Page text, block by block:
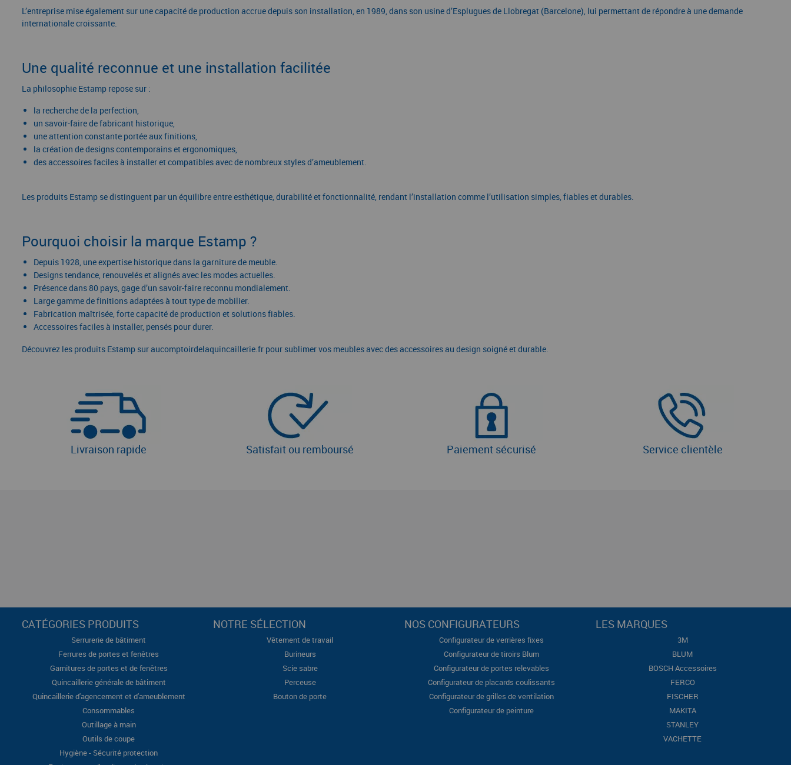
L’entreprise mise également sur une capacité de production accrue depuis son installation, en 1989, dans son usine d’Esplugues de Llobregat (Barcelone), lui permettant de répondre à une demande
internationale croissante.
Une qualité reconnue et une installation facilitée
La philosophie Estamp repose sur :
la recherche de la perfection,
un savoir-faire de fabricant historique,
une attention constante portée aux finitions,
la création de designs contemporains et ergonomiques,
des accessoires faciles à installer et compatibles avec de nombreux styles d’ameublement.
Les produits Estamp se distinguent par un équilibre entre esthétique, durabilité et fonctionnalité, rendant l’installation comme l’utilisation simples, fiables et durables.
Pourquoi choisir la marque Estamp ?
Depuis 1928, une expertise historique dans la garniture de meuble.
Designs tendance, renouvelés et alignés avec les modes actuelles.
Présence dans 80 pays, gage d’un savoir-faire reconnu mondialement.
Large gamme de finitions adaptées à tout type de mobilier.
Fabrication maîtrisée, forte capacité de production et solutions fiables.
Accessoires faciles à installer, pensés pour durer.
Découvrez les produits Estamp sur aucomptoirdelaquincaillerie.fr pour sublimer vos meubles avec des accessoires au design soigné et durable.
Livraison rapide Satisfait ou remboursé Paiement sécurisé Service clientèle
CATÉGORIES PRODUITS
Serrurerie de bâtiment
Ferrures de portes et fenêtres
Garnitures de portes et de fenêtres
Quincaillerie générale de bâtiment
Quincaillerie d'agencement et d'ameublement
Consommables
Outillage à main
Outils de coupe
Hygiène - Sécurité protection
NOTRE SÉLECTION
Vêtement de travail
Burineurs
Scie sabre
Perceuse
Bouton de porte
NOS CONFIGURATEURS
Configurateur de verrières fixes
Configurateur de tiroirs Blum
Configurateur de portes relevables
Configurateur de placards coulissants
Configurateur de grilles de ventilation
Configurateur de peinture
LES MARQUES
3M
BLUM
BOSCH Accessoires
FERCO
FISCHER
MAKITA
STANLEY
VACHETTE